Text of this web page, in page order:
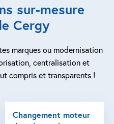
sur-mesure
Cergy
marques ou modernisation
centralisation et
compris et transparents !
Changement moteur